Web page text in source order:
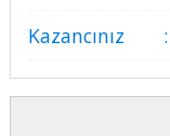
Kazancınız
: